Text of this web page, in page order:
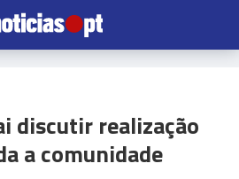
discutir realização
a comunidade